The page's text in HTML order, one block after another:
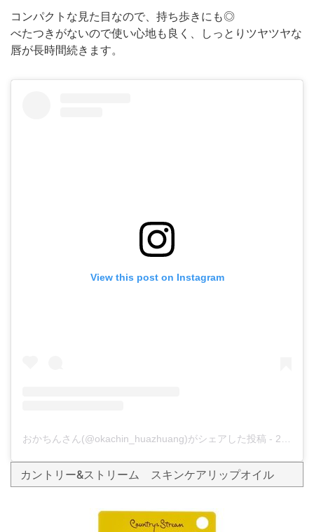
コンパクトな見た目なので、持ち歩きにも◎
べたつきがないので使い心地も良く、しっとりツヤツヤな
唇が長時間続きます。
View this post on Instagram
おかちんさん(@okachin_huazhuang)がシェアした投稿 - 2018年12月月18日午前8時40分PST
カントリー&ストリーム スキンケアリップオイル